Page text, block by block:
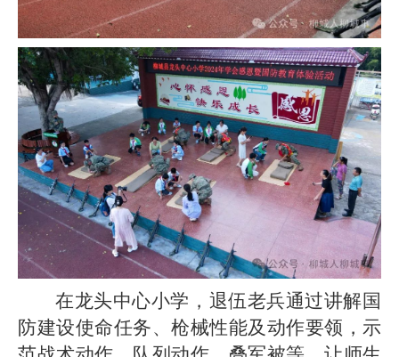
在龙头中心小学，退伍老兵通过讲解国
防建设使命任务、枪械性能及动作要领，示